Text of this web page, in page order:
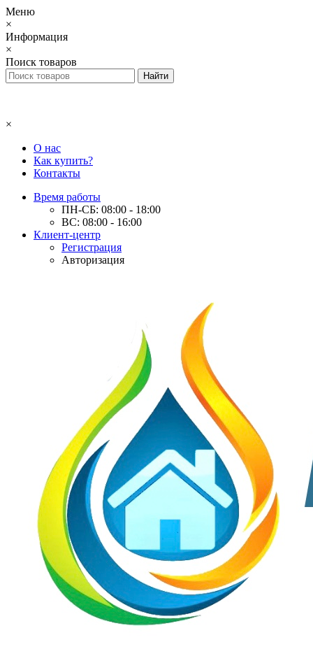
Меню
×
Информация
×
Поиск товаров
×
О нас
Как купить?
Контакты
Время работы
ПН-СБ: 08:00 - 18:00
ВС: 08:00 - 16:00
Клиент-центр
Регистрация
Авторизация